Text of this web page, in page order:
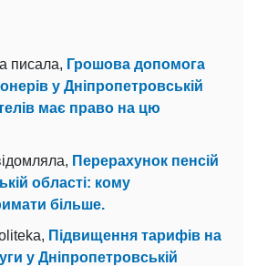
писала, Грошова допомога
у Дніпропетровській
має право на цю
Перерахунок пенсій
області: кому
більше.
Підвищення тарифів на
у Дніпропетровській